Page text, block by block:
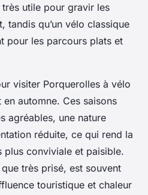
très utile pour gravir les
tandis qu’un vélo classique
pour les parcours plats et
visiter Porquerolles à vélo
automne. Ces saisons
agréables, une nature
réduite, ce qui rend la
plus conviviale et paisible.
très prisé, est souvent
touristique et chaleur